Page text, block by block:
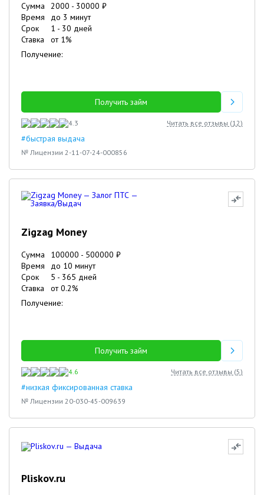
Сумма 2000 - 30000 ₽
Время
до 3 минут
Срок
1 - 30 дней
Ставка
от 1%
Получение:
Получить займ
4.3 Читать все отзывы (12)
#быстрая выдача
№ Лицензии 2-11-07-24-000856
Zigzag Money
Сумма 100000 - 500000 ₽
Время
до 10 минут
Срок
5 - 365 дней
Ставка
от0.2%
Получение:
Получить займ
4.6 Читать все отзывы (5)
#низкая фиксированная ставка
№ Лицензии 20-030-45-009639
Pliskov.ru